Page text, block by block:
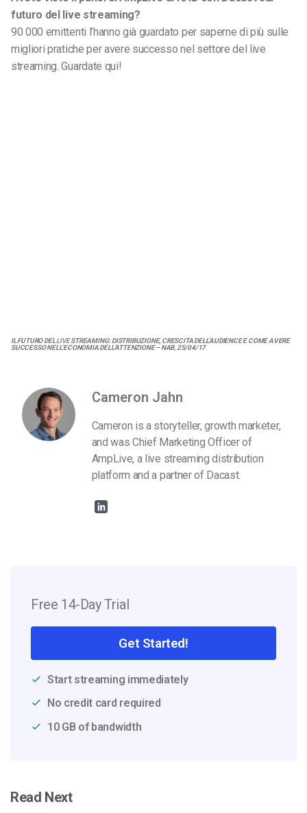
futuro del live streaming?
90 000 emittenti l’hanno già guardato per saperne di più sulle
migliori pratiche per avere successo nel settore del live
streaming. Guardate qui!
IL FUTURO DEL LIVESTREAMING: DISTRIBUZIONE, CRESCITA DELL’AUDIENCE E COME AVERE
SUCCESSO NELL’ECONOMIA DELL’ATTENZIONE – NAB, 25/04/17
Cameron Jahn
Cameron is a storyteller, growth marketer,
and was Chief Marketing Officer of
AmpLive, a live streaming distribution
platform and a partner of Dacast.
Free 14-Day Trial
Get Started!
Start streaming immediately
No credit card required
10 GB of bandwidth
Read Next